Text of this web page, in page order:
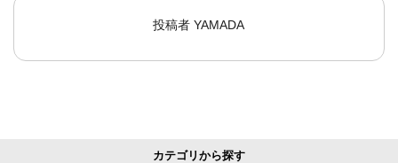
投稿者 YAMADA
カテゴリから探す